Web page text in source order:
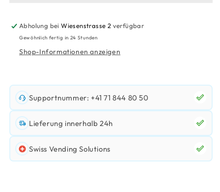
Abholung beiWiesenstrasse 2 verfügbar
Gewöhnlich fertig in 24 Stunden
Shop-Informationen anzeigen
Supportnummer: +41 71 844 80 50
Lieferung innerhalb 24h
Swiss Vending Solutions